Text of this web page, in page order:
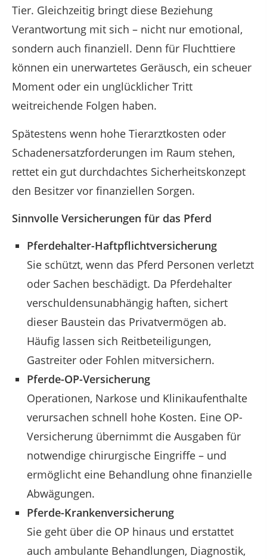
Tier. Gleichzeitig bringt diese Beziehung
Verantwortung mit sich – nicht nur emotional,
sondern auch finanziell. Denn für Fluchttiere
können ein unerwartetes Geräusch, ein scheuer
Moment oder ein unglücklicher Tritt
weitreichende Folgen haben.
Spätestens wenn hohe Tierarztkosten oder
Schadenersatzforderungen im Raum stehen,
rettet ein gut durchdachtes Sicherheitskonzept
den Besitzer vor finanziellen Sorgen.
Sinnvolle Versicherungen für das Pferd
Pferdehalter-Haftpflichtversicherung
Sie schützt, wenn das Pferd Personen verletzt
oder Sachen beschädigt. Da Pferdehalter
verschuldensunabhängig haften, sichert
dieser Baustein das Privatvermögen ab.
Häufig lassen sich Reitbeteiligungen,
Gastreiter oder Fohlen mitversichern.
Pferde-OP-Versicherung
Operationen, Narkose und Klinikaufenthalte
verursachen schnell hohe Kosten. Eine OP-
Versicherung übernimmt die Ausgaben für
notwendige chirurgische Eingriffe – und
ermöglicht eine Behandlung ohne finanzielle
Abwägungen.
Pferde-Krankenversicherung
Sie geht über die OP hinaus und erstattet
auch ambulante Behandlungen, Diagnostik,